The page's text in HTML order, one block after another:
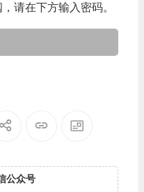
请在下方输入密码。
公众号